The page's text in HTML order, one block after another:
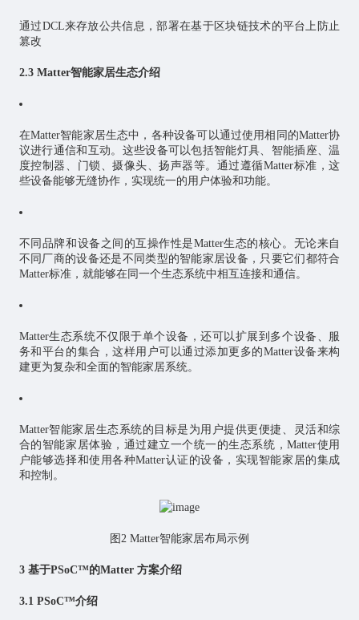
通过DCL来存放公共信息，部署在基于区块链技术的平台上防止
篡改
2.3 Matter智能家居生态介绍
在Matter智能家居生态中，各种设备可以通过使用相同的Matter协
议进行通信和互动。这些设备可以包括智能灯具、智能插座、温
度控制器、门锁、摄像头、扬声器等。通过遵循Matter标准，这
些设备能够无缝协作，实现统一的用户体验和功能。
不同品牌和设备之间的互操作性是Matter生态的核心。无论来自
不同厂商的设备还是不同类型的智能家居设备，只要它们都符合
Matter标准，就能够在同一个生态系统中相互连接和通信。
Matter生态系统不仅限于单个设备，还可以扩展到多个设备、服
务和平台的集合，这样用户可以通过添加更多的Matter设备来构
建更为复杂和全面的智能家居系统。
Matter智能家居生态系统的目标是为用户提供更便捷、灵活和综
合的智能家居体验，通过建立一个统一的生态系统，Matter使用
户能够选择和使用各种Matter认证的设备，实现智能家居的集成
和控制。
图2 Matter智能家居布局示例
3 基于PSoC™的Matter 方案介绍
3.1 PSoC™介绍